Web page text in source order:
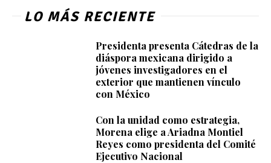
LO MÁS RECIENTE
Presidenta presenta Cátedras de la
diáspora mexicana dirigido a
jóvenes investigadores en el
exterior que mantienen vínculo
con México
Con la unidad como estrategia,
Morena elige a Ariadna Montiel
Reyes como presidenta del Comité
Ejecutivo Nacional